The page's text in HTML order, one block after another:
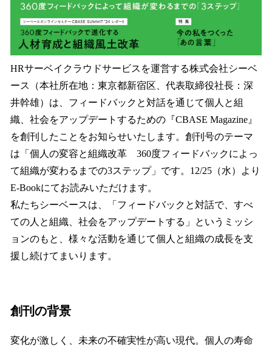
HRサーベイクラウドサービスを運営する株式会社シーベ
ース（本社所在地：東京都新宿区、代表取締役社長：深
井幹雄）は、フィードバックと対話を通じて個人と組
織、社会をアップデートするための『CBASE Magazine』
を創刊したことをお知らせいたします。創刊号のテーマ
は「個人の変容と組織改革 360度フィードバックによっ
て組織が変わるまでの3ステップ」です。12/25（水）より
E-Bookにてお読みいただけます。
私たちシーベースは、「フィードバックと対話で、すべ
ての人と組織、社会をアップデートする」というミッシ
ョンのもと、様々な活動を通じて個人と組織の成長を支
援し続けてまいります。
創刊の背景
変化が激しく、未来の不確実性が高い現代。個人の寿命